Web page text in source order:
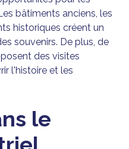
bâtiments anciens, les
historiques créent un
souvenirs. De plus, de
des visites
l'histoire et les
le